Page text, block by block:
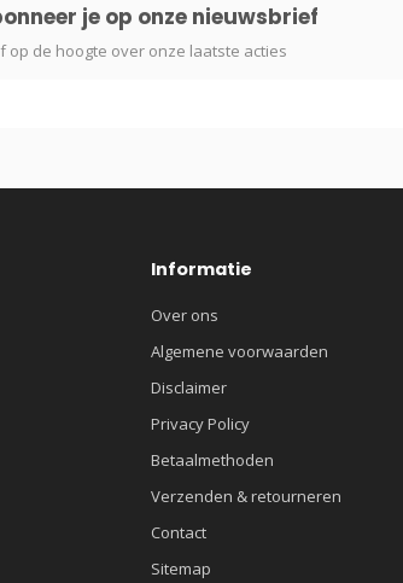
je op onze nieuwsbrief
op de hoogte over onze laatste acties
Informatie
Over ons
Algemene voorwaarden
Disclaimer
Privacy Policy
Betaalmethoden
Verzenden & retourneren
Contact
Sitemap